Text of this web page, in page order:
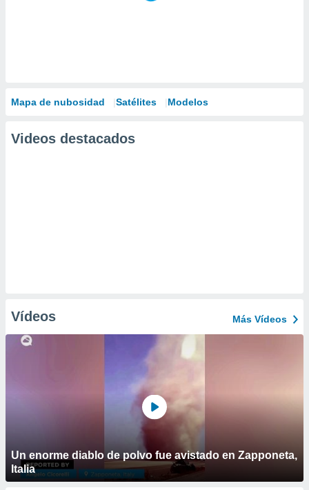
Mapa de nubosidad Satélites Modelos
Videos destacados
Vídeos Más Vídeos
Un enorme diablo de polvo fue avistado en Zapponeta,
Italia